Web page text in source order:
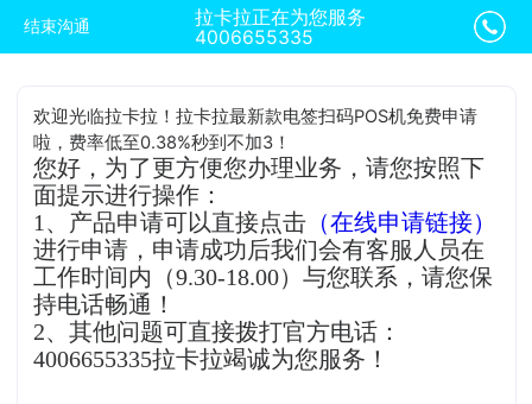
结束沟通
拉卡拉正在为您服务
4006655335
欢迎光临拉卡拉！拉卡拉最新款电签扫码POS机免费申请
啦，费率低至0.38%秒到不加3！
您好，为了更方便您办理业务，请您按照下
面提示进行操作：
1、产品申请可以直接点击 （在线申请链接）
进行申请，申请成功后我们会有客服人员在
工作时间内（9.30-18.00）与您联系，请您保
持电话畅通！
2、其他问题可直接拨打官方电话：
4006655335拉卡拉竭诚为您服务！